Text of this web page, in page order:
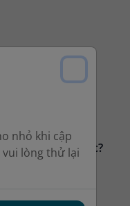
nhỏ khi cập
lòng thử lại
tin đã tìm được?